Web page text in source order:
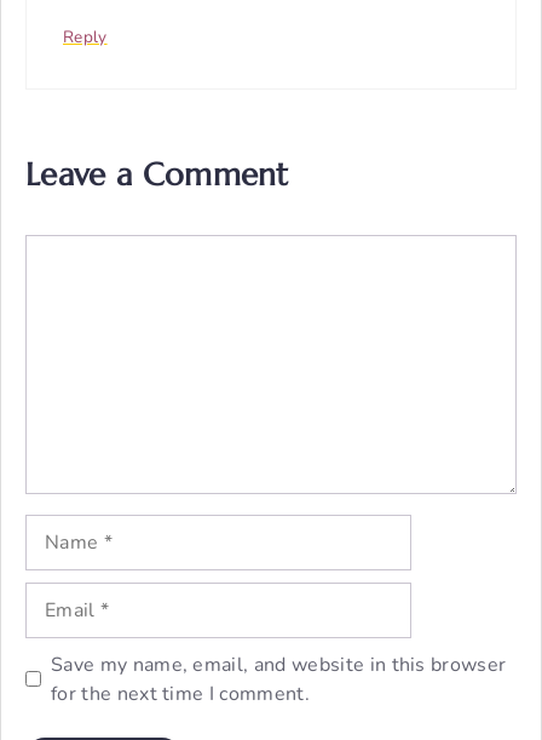
Reply
Leave a Comment
Name
Email
Save my name, email, and website in this browser
for the next time I comment.